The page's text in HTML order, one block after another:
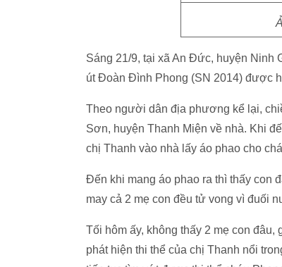
Sáng 21/9, tại xã An Đức, huyện Ninh
út Đoàn Đình Phong (SN 2014) được
Theo người dân địa phương kể lại,
Sơn, huyện Thanh Miện về nhà. Khi
chị Thanh vào nhà lấy áo phao cho
Đến khi mang áo phao ra thì thấy con
may cả 2 mẹ con đều tử vong vì đuối
Tối hôm ấy, không thấy 2 mẹ con
phát hiện thi thể của chị Thanh nổi